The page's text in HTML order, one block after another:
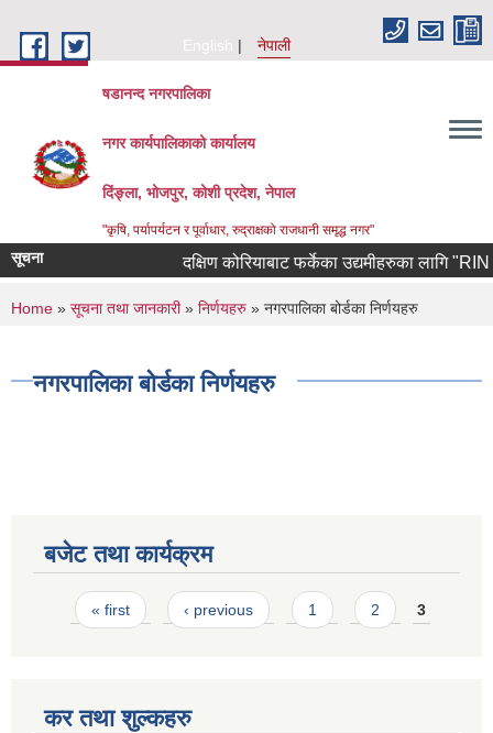
English
नेपाली
षडानन्द नगरपालिका
नगर कार्यपालिकाको कार्यालय
दिंङ्ला, भोजपुर, कोशी प्रदेश, नेपाल
"कृषि, पर्यापर्यटन र पूर्वाधार, रुद्राक्षको राजधानी समृद्ध नगर"
सूचना दक्षिण कोरियाबाट फर्केका उद्यमीहरुका लागि
You are here
Home » सूचना तथा जानकारी» निर्णयहरु » नगरपालिका बोर्डका निर्णयहरु
नगरपालिका बोर्डका निर्णयहरु
बजेट तथा कार्यक्रम
Pages
« first ‹ previous 1 2 3
कर तथा शुल्कहरु